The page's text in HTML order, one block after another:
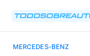
MERCEDES-BENZ